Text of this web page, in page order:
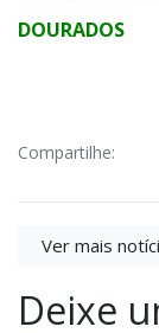
DOURADOS
Compartilhe:
Ver mais
Deixe